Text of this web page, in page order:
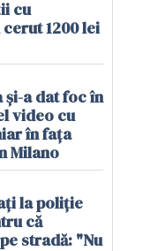
cu
1200 lei
și-a dat foc în
video cu
în fața
Milano
la poliție
că
stradă: "Nu